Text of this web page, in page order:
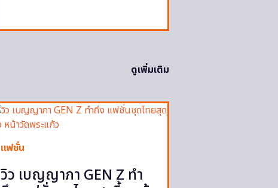
ดูเพิ่มเติม
แฟชั่น
วิว เบญญาภา GEN Z ทำ